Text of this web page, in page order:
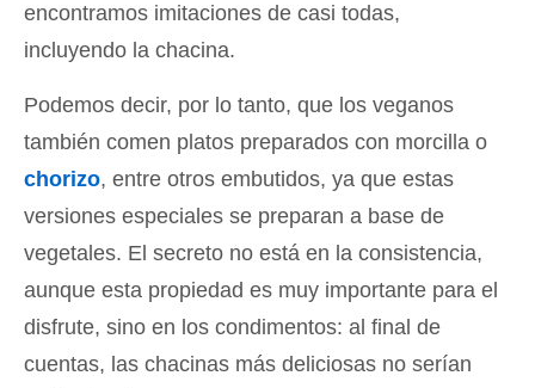
encontramos imitaciones de casi todas,
incluyendo la chacina.
Podemos decir, por lo tanto, que los veganos
también comen platos preparados con morcilla o
chorizo, entre otros embutidos, ya que estas
versiones especiales se preparan a base de
vegetales. El secreto no está en la consistencia,
aunque esta propiedad es muy importante para el
disfrute, sino en los condimentos: al final de
cuentas, las chacinas más deliciosas no serían